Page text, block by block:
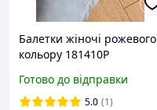
Балетки жіночі рожевого
кольору 181410P
Готово до відправки
5.0 (1)